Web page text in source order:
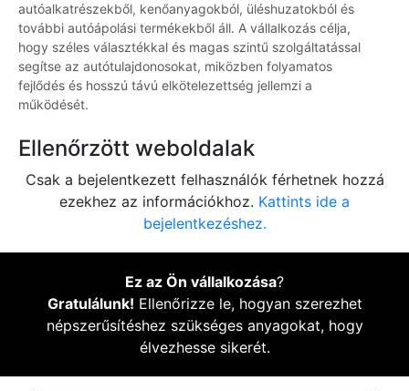
autóalkatrészekből, kenőanyagokból, üléshuzatokból és
további autóápolási termékekből áll. A vállalkozás célja,
hogy széles választékkal és magas szintű szolgáltatással
segítse az autótulajdonosokat, miközben folyamatos
fejlődés és hosszú távú elkötelezettség jellemzi a
működését.
Ellenőrzött weboldalak
Csak a bejelentkezett felhasználók férhetnek hozzá
ezekhez az információkhoz. Kattints ide a
bejelentkezéshez.
Ez az Ön vállalkozása?
Gratulálunk! Ellenőrizze le, hogyan szerezhet
népszerűsítéshez szükséges anyagokat, hogy
élvezhesse sikerét.